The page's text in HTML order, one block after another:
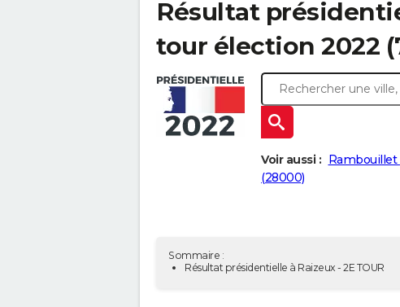
Résultat
tour élection 2022
Voir aussi : Rambouillet
(28000)
Sommaire :
Résultat présidentielle à Raizeux - 2E TOUR